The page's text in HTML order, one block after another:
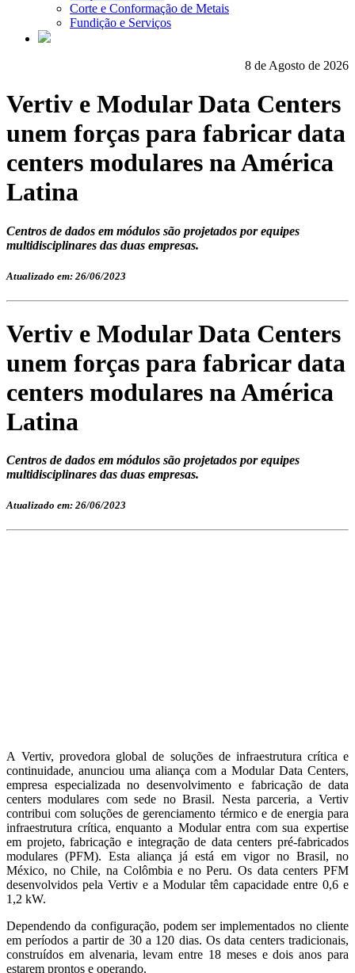
Corte e Conformação de Metais
Fundição e Serviços
8 de Agosto de 2026
Vertiv e Modular Data Centers
unem forças para fabricar data
centers modulares na América
Latina
Centros de dados em módulos são projetados por equipes
multidisciplinares das duas empresas.
Atualizado em: 26/06/2023
Vertiv e Modular Data Centers
unem forças para fabricar data
centers modulares na América
Latina
Centros de dados em módulos são projetados por equipes
multidisciplinares das duas empresas.
Atualizado em: 26/06/2023
A Vertiv, provedora global de soluções de infraestrutura crítica e
continuidade, anunciou uma aliança com a Modular Data Centers,
empresa especializada no desenvolvimento e fabricação de data
centers modulares com sede no Brasil. Nesta parceria, a Vertiv
contribui com soluções de gerenciamento térmico e de energia para
infraestrutura crítica, enquanto a Modular entra com sua expertise
em projeto, fabricação e integração de data centers pré-fabricados
modulares (PFM). Esta aliança já está em vigor no Brasil, no
México, no Chile, na Colômbia e no Peru. Os data centers PFM
desenvolvidos pela Vertiv e a Modular têm capacidade entre 0,6 e
1,2 kW.
Dependendo da configuração, podem ser implementados no cliente
em períodos a partir de 30 a 120 dias. Os data centers tradicionais,
construídos em alvenaria, levam entre 18 meses e dois anos para
estarem prontos e operando.